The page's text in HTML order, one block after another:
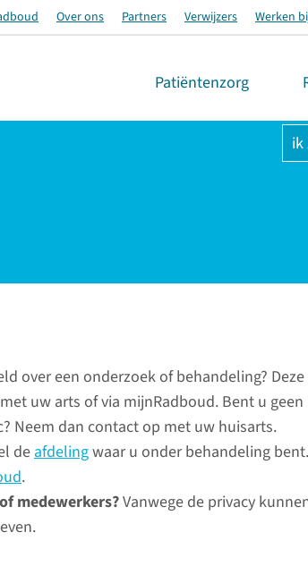
Over ons Partners Verwijzers Werken
Patiëntenzorg
ik
over een onderzoek of behandeling?
uw arts of via mijnRadboud. Bent u geen
Neem dan contact op met uw huisarts.
deafdelingwaar u onder behandeling
.
medewerkers?Vanwege de privacy